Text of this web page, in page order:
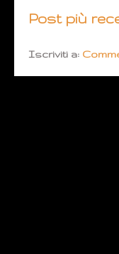
Post più
Iscriviti a: